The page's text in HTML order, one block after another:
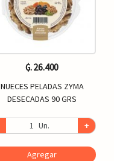
₲. 26.400
NUECES PELADAS ZYMA
DESECADAS 90 GRS
Un. +
Agregar